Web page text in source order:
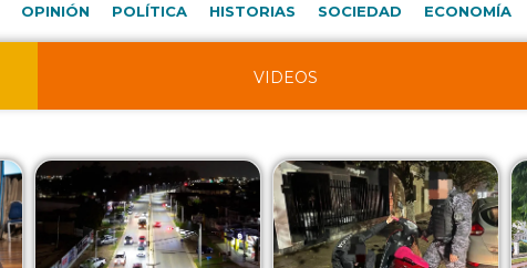
OPINIÓN POLÍTICA HISTORIAS SOCIEDAD ECONOMÍA
VIDEOS